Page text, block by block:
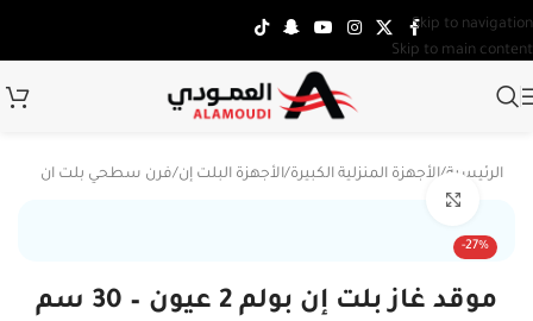
Skip to navigation
Skip to main content
الرئيسية/الأجهزة المنزلية الكبيرة/الأجهزة البلت إن/فرن سطحي بلت ان
-27%
موقد غاز بلت إن بولم 2 عيون – 30 سم